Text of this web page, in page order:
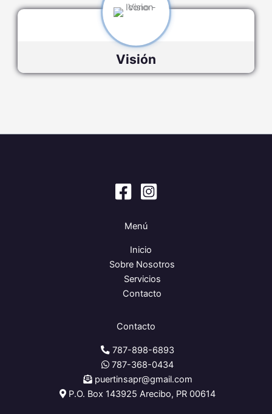
Menú
Inicio
Sobre Nosotros
Servicios
Contacto
Contacto
787-898-6893
787-368-0434
puertinsapr@gmail.com
P.O. Box 143925 Arecibo, PR 00614